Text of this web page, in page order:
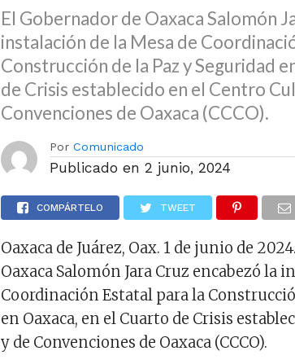
El Gobernador de Oaxaca Salomón
instalación de la Mesa de
Construcción de la Paz y Seguridad
de Crisis establecido en el Centro
Convenciones de Oaxaca (CCCO).
Por Comunicado
Publicado en 2 junio, 2024
COMPÁRTELO TWEET
Oaxaca de Juárez, Oax. 1 de junio de
Oaxaca Salomón Jara Cruz encabezó la
Coordinación Estatal para la
en Oaxaca, en el Cuarto de Crisis
y de Convenciones de Oaxaca (CCCO).